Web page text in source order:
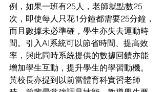
例，如果一班有25人，老師就點數25
次，即使每人只花1分鐘都需要25分鐘，
而且數據未必準確，學生亦失去運動時
間。引入AI系統可以節省時間、提高效
率，與此同時系統提供的數據回饋亦能
增加學生互動，提升學生的學習動機。
黃校長亦提到以前當體育科實習老師